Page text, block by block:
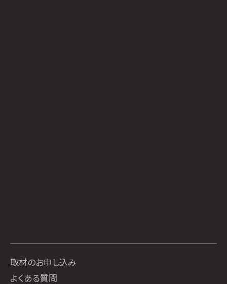
取材のお申し込み
よくある質問